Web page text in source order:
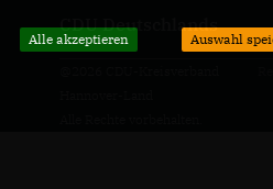
CDU Deutschlands
Alle akzeptieren Auswahl